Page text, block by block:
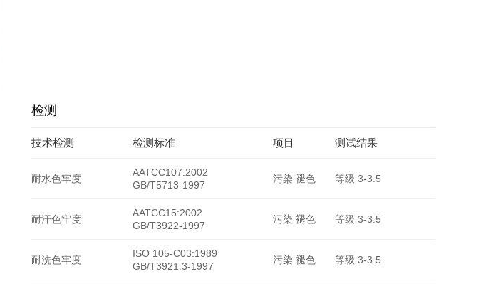
HY-6934检测
技术检测 检测标准 项目 测试结果
耐水色牢度
AATCC107:2002
GB/T5713-1997
污染 褪色 等级 3-3.5
耐汗色牢度
AATCC15:2002
GB/T3922-1997
污染 褪色 等级 3-3.5
耐洗色牢度
ISO 105-C03:1989
GB/T3921.3-1997
污染 褪色 等级 3-3.5